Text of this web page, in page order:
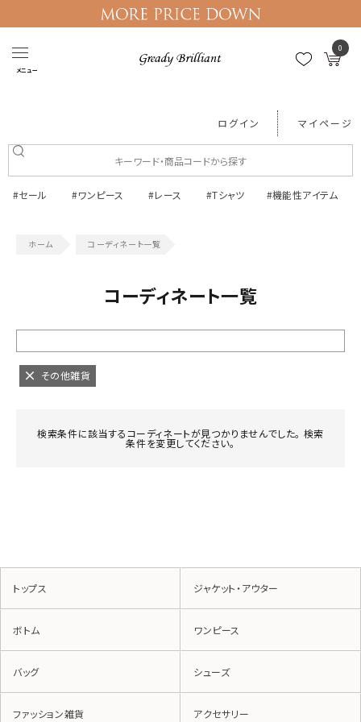
メニュー
0
ログイン マイページ
#セール #ワンピース #レース #Tシャツ #機能性アイテム
コーディネート一覧
コーディネート一覧
その他雑貨
検索条件に該当するコーディネートが見つかりませんでした。 検索
条件を変更してください。
トップス ジャケット・アウター
ボトム ワンピース
バッグ シューズ
ファッション雑貨 アクセサリー